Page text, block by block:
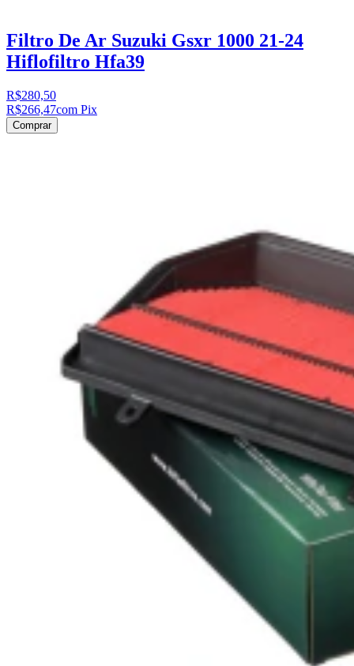
Filtro De Ar Suzuki Gsxr 1000 21-24
Hiflofiltro Hfa39
R$280,50
R$266,47com Pix
Comprar